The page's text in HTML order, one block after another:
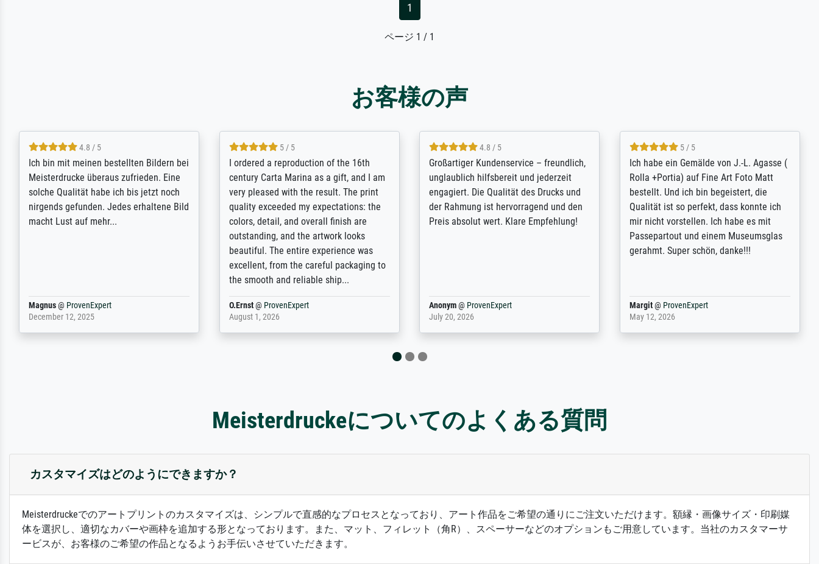
1
ページ 1 / 1
お客様の声
5 / 5
Rundum positive Erfahrung. Die
Ausführung des Auftrags hat eine Weile
gedauert, die angekündigte Lieferzeit
wurde aber letztlich sogar etwas
unterschritten. Die Qualität des Papiers
Dr.@ProvenExpert
February 3, 2026
5 / 5
The team at Meisterdrucke strives to
meet its clients demands, and provides
expert advice on how to obtain the best
results for the prints requested by the
client. The company has a vast
repertoire of prints to choose from, and
will provide excellent service also with
regards to prints which are not in that
repertoire. Highly recommended!
Anonym@ProvenExpert
April 22, 2026
5 / 5
Outstanding quality and customer
support. - the quality of the printing is
excellent and difficult to distinguish
from the real thing; it will be my go-to
for high-quality art prints from now on -
Anonym@ ProvenExpert
January 12, 2026
4.8 / 5
Qualité absolument irréprochable.
Extraordinaire diversité des thèmes
abordés et personnalisation des
demandes (recadrage, réajustement des
couleurs). Relation clientèle parfaite.
Transport, réception sans aucun
problème. Merci à toute l'équipe ! Hervé
Anonym@ProvenExpert
March 31, 2025
Meisterdruckeについてのよくある質問
カスタマイズはどのようにできますか？
Meisterdruckeでのアートプリントのカスタマイズは、シンプルで直感的なプロセスとなっており、アート作品をご希望の通りにご注文いただけます。額縁・画像サイズ・印刷媒
体を選択し、適切なカバーや画枠を追加する形となっております。また、マット、フィレット（角R）、スペーサーなどのオプションもご用意しています。当社のカスタマーサ
ービスが、お客様のご希望の作品となるようお手伝いさせていただきます。